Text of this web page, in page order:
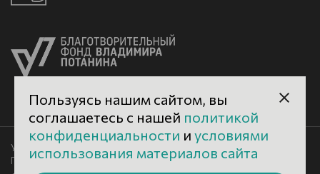
Пользуясь нашим сайтом, вы
соглашаетесь с нашей политикой
конфиденциальности и условиями
использования материалов сайта
Условия использования материалов сайта
Политика конфиденциальности